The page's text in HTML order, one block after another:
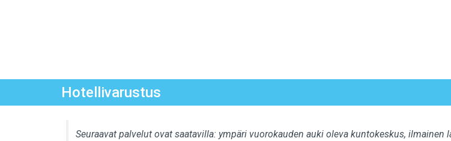
Hotellivarustus
Seuraavat palvelut ovat saatavilla: ympäri vuorokauden auki oleva kuntokeskus,